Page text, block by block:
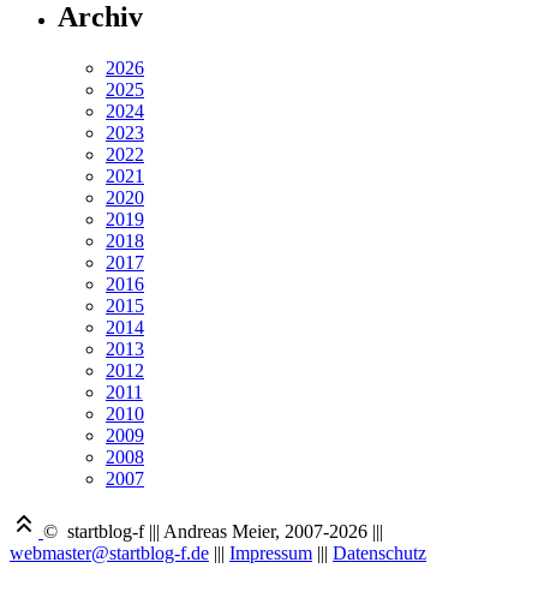
Archiv
2026
2025
2024
2023
2022
2021
2020
2019
2018
2017
2016
2015
2014
2013
2012
2011
2010
2009
2008
2007
© startblog-f ||| Andreas Meier, 2007-2026 |||
webmaster@startblog-f.de ||| Impressum ||| Datenschutz